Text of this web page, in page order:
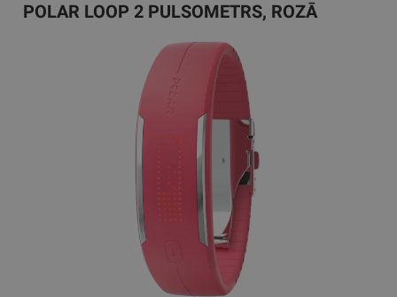
POLAR LOOP 2 PULSOMETRS, ROZĀ